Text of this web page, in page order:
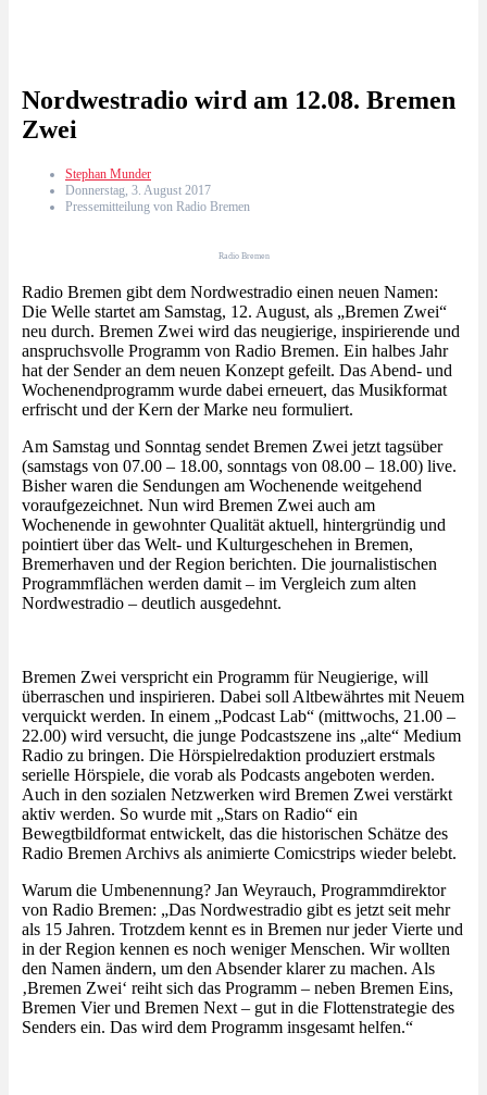
Nordwestradio wird am 12.08. Bremen
Zwei
Stephan Munder
Donnerstag, 3. August 2017
Pressemitteilung von Radio Bremen
Radio Bremen
Radio Bremen gibt dem Nordwestradio einen neuen Namen:
Die Welle startet am Samstag, 12. August, als „Bremen Zwei“
neu durch. Bremen Zwei wird das neugierige, inspirierende und
anspruchsvolle Programm von Radio Bremen. Ein halbes Jahr
hat der Sender an dem neuen Konzept gefeilt. Das Abend- und
Wochenendprogramm wurde dabei erneuert, das Musikformat
erfrischt und der Kern der Marke neu formuliert.
Am Samstag und Sonntag sendet Bremen Zwei jetzt tagsüber
(samstags von 07.00 – 18.00, sonntags von 08.00 – 18.00) live.
Bisher waren die Sendungen am Wochenende weitgehend
voraufgezeichnet. Nun wird Bremen Zwei auch am
Wochenende in gewohnter Qualität aktuell, hintergründig und
pointiert über das Welt- und Kulturgeschehen in Bremen,
Bremerhaven und der Region berichten. Die journalistischen
Programmflächen werden damit – im Vergleich zum alten
Nordwestradio – deutlich ausgedehnt.
Bremen Zwei verspricht ein Programm für Neugierige, will
überraschen und inspirieren. Dabei soll Altbewährtes mit Neuem
verquickt werden. In einem „Podcast Lab“ (mittwochs, 21.00 –
22.00) wird versucht, die junge Podcastszene ins „alte“ Medium
Radio zu bringen. Die Hörspielredaktion produziert erstmals
serielle Hörspiele, die vorab als Podcasts angeboten werden.
Auch in den sozialen Netzwerken wird Bremen Zwei verstärkt
aktiv werden. So wurde mit „Stars on Radio“ ein
Bewegtbildformat entwickelt, das die historischen Schätze des
Radio Bremen Archivs als animierte Comicstrips wieder belebt.
Warum die Umbenennung? Jan Weyrauch, Programmdirektor
von Radio Bremen: „Das Nordwestradio gibt es jetzt seit mehr
als 15 Jahren. Trotzdem kennt es in Bremen nur jeder Vierte und
in der Region kennen es noch weniger Menschen. Wir wollten
den Namen ändern, um den Absender klarer zu machen. Als
‚Bremen Zwei‘ reiht sich das Programm – neben Bremen Eins,
Bremen Vier und Bremen Next – gut in die Flottenstrategie des
Senders ein. Das wird dem Programm insgesamt helfen.“